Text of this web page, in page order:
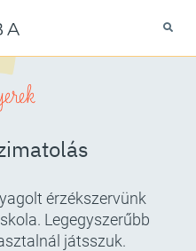
érzékszervünk
Legegyszerűbb
játsszuk.